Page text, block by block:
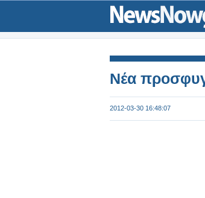
Νέα
2012-03-30 16:48:07